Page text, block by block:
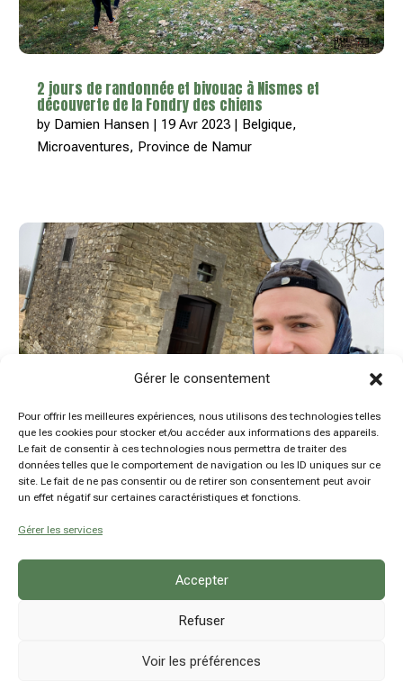
Gérer le consentement
Pour offrir les meilleures expériences, nous utilisons des technologies telles
que les cookies pour stocker et/ou accéder aux informations des appareils.
Le fait de consentir à ces technologies nous permettra de traiter des
données telles que le comportement de navigation ou les ID uniques sur ce
site. Le fait de ne pas consentir ou de retirer son consentement peut avoir
un effet négatif sur certaines caractéristiques et fonctions.
Gérer les services
Accepter
Refuser
Voir les préférences
2 jours de randonnée et bivouac à Nismes et
découverte de la Fondry des chiens
by Damien Hansen | 19 Avr 2023 | Belgique,
Microaventures, Province de Namur
5 jours de randonnée et bivouac en solo sur les
sentiers d’art (sous la pluie)
byDamien Hansen|31 Jan 2023|Belgique,